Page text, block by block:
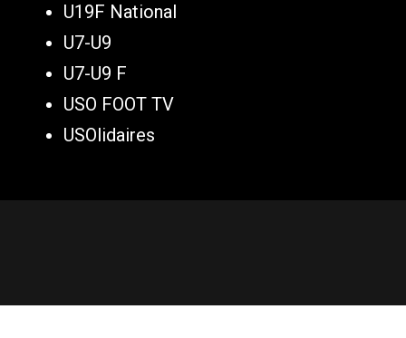
U19F National
U7-U9
U7-U9 F
USO FOOT TV
USOlidaires